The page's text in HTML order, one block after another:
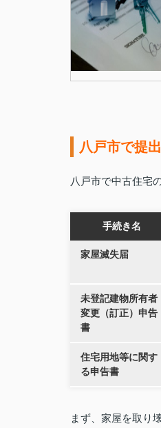
八戸市で提
八戸市で中古住宅
手続き名
家屋滅失届
未登記建物所有者
変更（訂正）申告
書
住宅用地等に関す
る申告書
まず、家屋を取り